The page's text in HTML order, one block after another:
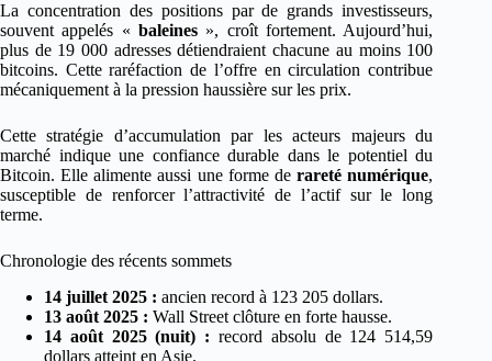
La concentration des positions par de grands investisseurs,
souvent appelés « baleines», croît fortement. Aujourd’hui,
plus de 19 000 adresses détiendraient chacune au moins 100
bitcoins. Cette raréfaction de l’offre en circulation contribue
mécaniquement à la pression haussière sur les prix.
Cette stratégie d’accumulation par les acteurs majeurs du
marché indique une confiance durable dans le potentiel du
Bitcoin. Elle alimente aussi une forme derareté numérique,
susceptible de renforcer l’attractivité de l’actif sur le long
terme.
Chronologie des récents sommets
14 juillet 2025 : ancien record à 123 205 dollars.
13 août 2025 : Wall Street clôture en forte hausse.
14 août 2025 (nuit) : record absolu de 124 514,59
dollars atteint en Asie.